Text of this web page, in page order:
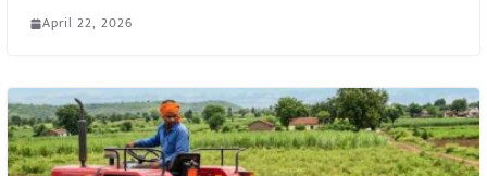
April 22, 2026